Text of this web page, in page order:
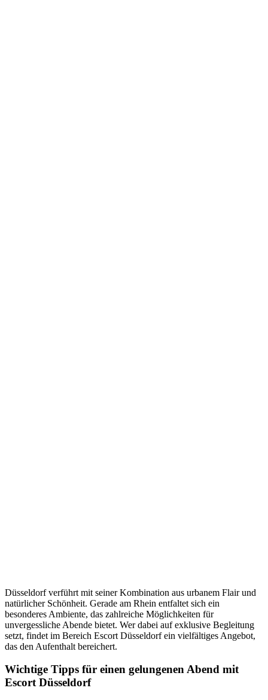
Düsseldorf verführt mit seiner Kombination aus urbanem Flair und
natürlicher Schönheit. Gerade am Rhein entfaltet sich ein
besonderes Ambiente, das zahlreiche Möglichkeiten für
unvergessliche Abende bietet. Wer dabei auf exklusive Begleitung
setzt, findet im Bereich Escort Düsseldorf ein vielfältiges Angebot,
das den Aufenthalt bereichert.
Wichtige Tipps für einen gelungenen Abend mit
Escort Düsseldorf